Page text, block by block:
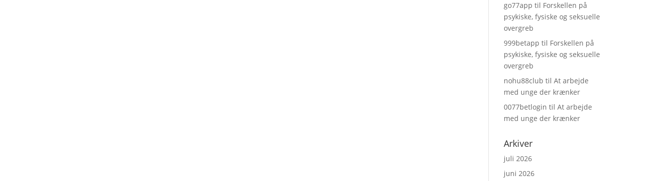
go77app til Forskellen på
psykiske, fysiske og seksuelle
overgreb
999betapp til Forskellen på
psykiske, fysiske og seksuelle
overgreb
nohu88club tilAt arbejde
med unge der krænker
0077betlogin tilAt arbejde
med unge der krænker
Arkiver
juli 2026
juni 2026